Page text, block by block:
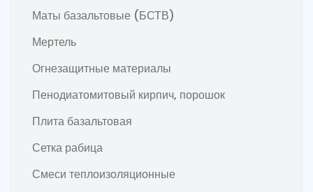
Маты базальтовые (БСТВ)
Мертель
Огнезащитные материалы
Пенодиатомитовый кирпич, порошок
Плита базальтовая
Сетка рабица
Смеси теплоизоляционные